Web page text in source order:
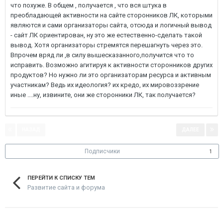
что похуже. В общем , получается , что вся штука в
преобладающей активности на сайте сторонников ЛК, которыми
являются и сами организаторы сайта, отсюда и логичный вывод
- сайт ЛК ориентирован, ну это же естественно-сделать такой
вывод. Хотя организаторы стремятся перешагнуть через это.
Впрочем вряд ли ,в силу вышесказанного,получится что то
исправить. Возможно агитируя к активности сторонников других
продуктов? Но нужно ли это организаторам ресурса и активным
участникам? Ведь их идеология? их кредо, их мировоззрение
иные ....ну, извините, они же сторонники ЛК, так получается?
Подписчики 1
ПЕРЕЙТИ К СПИСКУ ТЕМ
Развитие сайта и форума